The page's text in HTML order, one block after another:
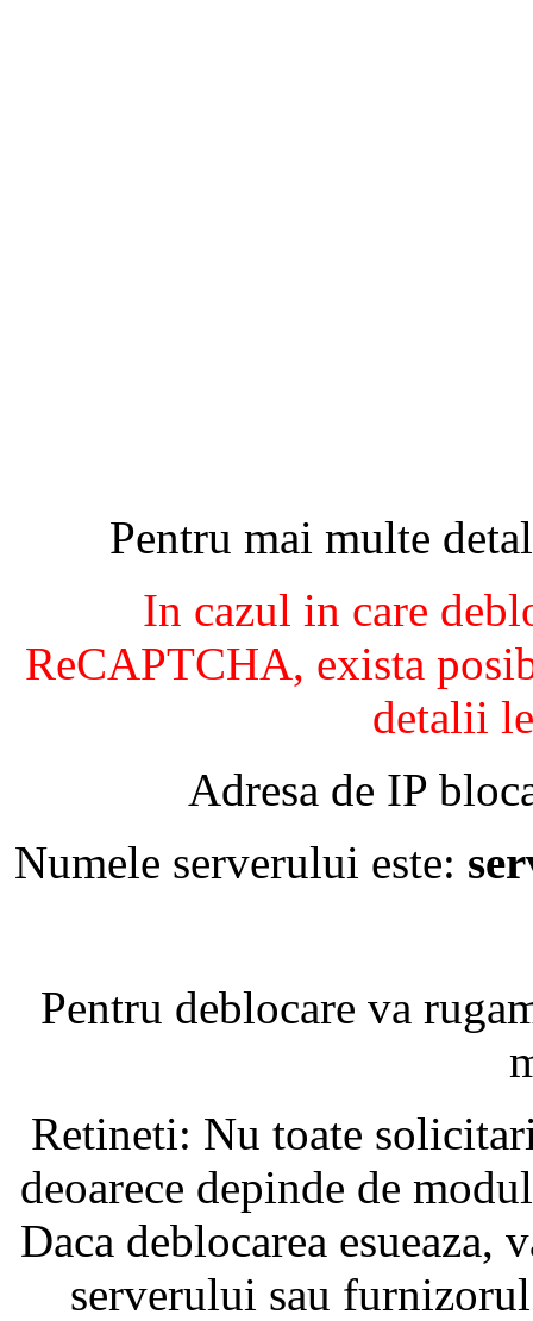
Pentru mai multe
In cazul in care
ReCAPTCHA, exista
detalii
Adresa de IP
Numele serverului este:
Pentru deblocare va
Retineti: Nu toate
deoarece depinde de
Daca deblocarea
serverului sau